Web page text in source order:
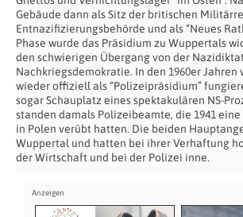
Gebäude dann als Sitz der britischen
Entnazifizierungsbehörde und als “Neues
Phase wurde das Präsidium zu Wuppertals
den schwierigen Übergang von der
Nachkriegsdemokratie. In den 1960er Jahren
wieder offiziell als “Polizeipräsidium”
sogar Schauplatz eines spektakulären NS-
standen damals Polizeibeamte, die 1941
in Polen verübt hatten. Die beiden
Wuppertal und hatten bei ihrer Verhaftung
der Wirtschaft und bei der Polizei inne.